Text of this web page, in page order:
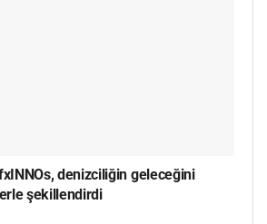
denizciliğin geleceğini
şekillendirdi